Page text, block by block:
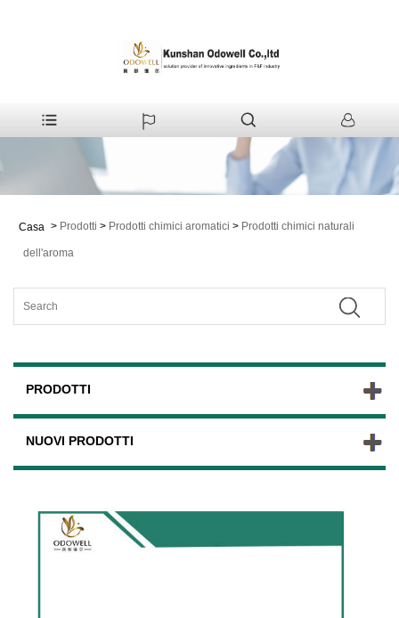
Casa > Prodotti > Prodotti chimici aromatici > Prodotti chimici naturali
dell'aroma
PRODOTTI
NUOVI PRODOTTI